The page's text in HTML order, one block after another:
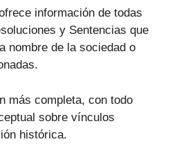
información de todas
y Sentencias que
nombre de la sociedad o
más completa, con todo
sobre vínculos
histórica.